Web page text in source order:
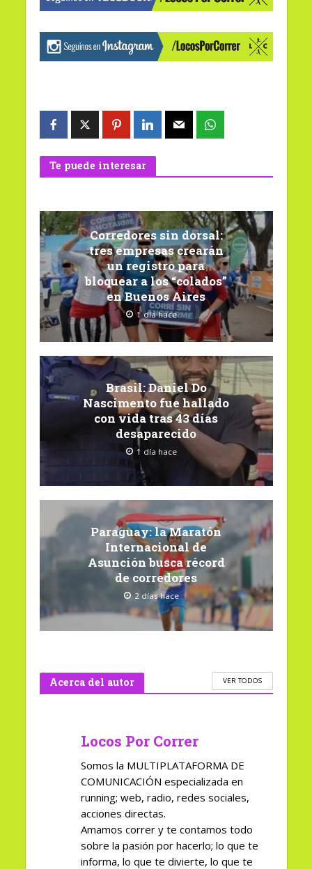
Te puede interesar
Corredores sin dorsal:
tres empresas crearán
un registro para
bloquear a los “colados”
en Buenos Aires
1 día hace
Brasil: Daniel Do
Nascimento fue hallado
con vida tras 43 días
desaparecido
1 día hace
Paraguay: la Maratón
Internacional de
Asunción busca récord
de corredores
2 días hace
Acerca del autor VER TODOS
Locos Por Correr
Somos la MULTIPLATAFORMA DE
COMUNICACIÓN especializada en
running; web, radio, redes sociales,
acciones directas.
Amamos correr y te contamos todo
sobre la pasión por hacerlo; lo que te
informa, lo que te divierte, lo que te